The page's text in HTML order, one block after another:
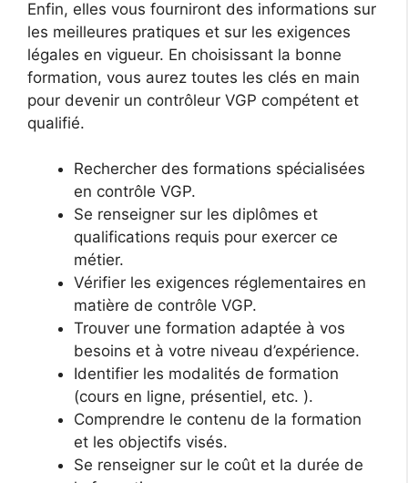
Enfin, elles vous fourniront des informations sur
les meilleures pratiques et sur les exigences
légales en vigueur. En choisissant la bonne
formation, vous aurez toutes les clés en main
pour devenir un contrôleur VGP compétent et
qualifié.
Rechercher des formations spécialisées
en contrôle VGP.
Se renseigner sur les diplômes et
qualifications requis pour exercer ce
métier.
Vérifier les exigences réglementaires en
matière de contrôle VGP.
Trouver une formation adaptée à vos
besoins et à votre niveau d’expérience.
Identifier les modalités de formation
(cours en ligne, présentiel, etc. ).
Comprendre le contenu de la formation
et les objectifs visés.
Se renseigner sur le coût et la durée de